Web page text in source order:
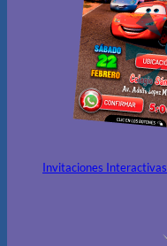
Invitaciones Interactivas